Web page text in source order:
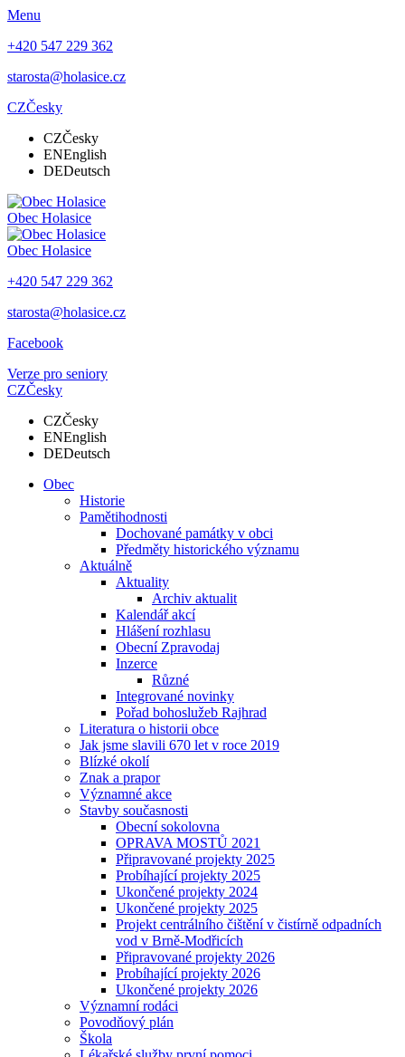
Menu
+420 547 229 362
starosta@holasice.cz
CZČesky
CZČesky
ENEnglish
DEDeutsch
Obec Holasice
Obec Holasice
+420 547 229 362
starosta@holasice.cz
Facebook
Verze pro seniory
CZČesky
CZČesky
ENEnglish
DEDeutsch
Obec
Historie
Pamětihodnosti
Dochované památky v obci
Předměty historického významu
Aktuálně
Aktuality
Archiv aktualit
Kalendář akcí
Hlášení rozhlasu
Obecní Zpravodaj
Inzerce
Různé
Integrované novinky
Pořad bohoslužeb Rajhrad
Literatura o historii obce
Jak jsme slavili 670 let v roce 2019
Blízké okolí
Znak a prapor
Významné akce
Stavby současnosti
Obecní sokolovna
OPRAVA MOSTŮ 2021
Připravované projekty 2025
Probíhající projekty 2025
Ukončené projekty 2024
Ukončené projekty 2025
Projekt centrálního čištění v čistírně odpadních
vod v Brně-Modřicích
Připravované projekty 2026
Probíhající projekty 2026
Ukončené projekty 2026
Významní rodáci
Povodňový plán
Škola